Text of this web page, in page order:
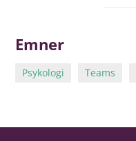
Emner
Psykologi Teams